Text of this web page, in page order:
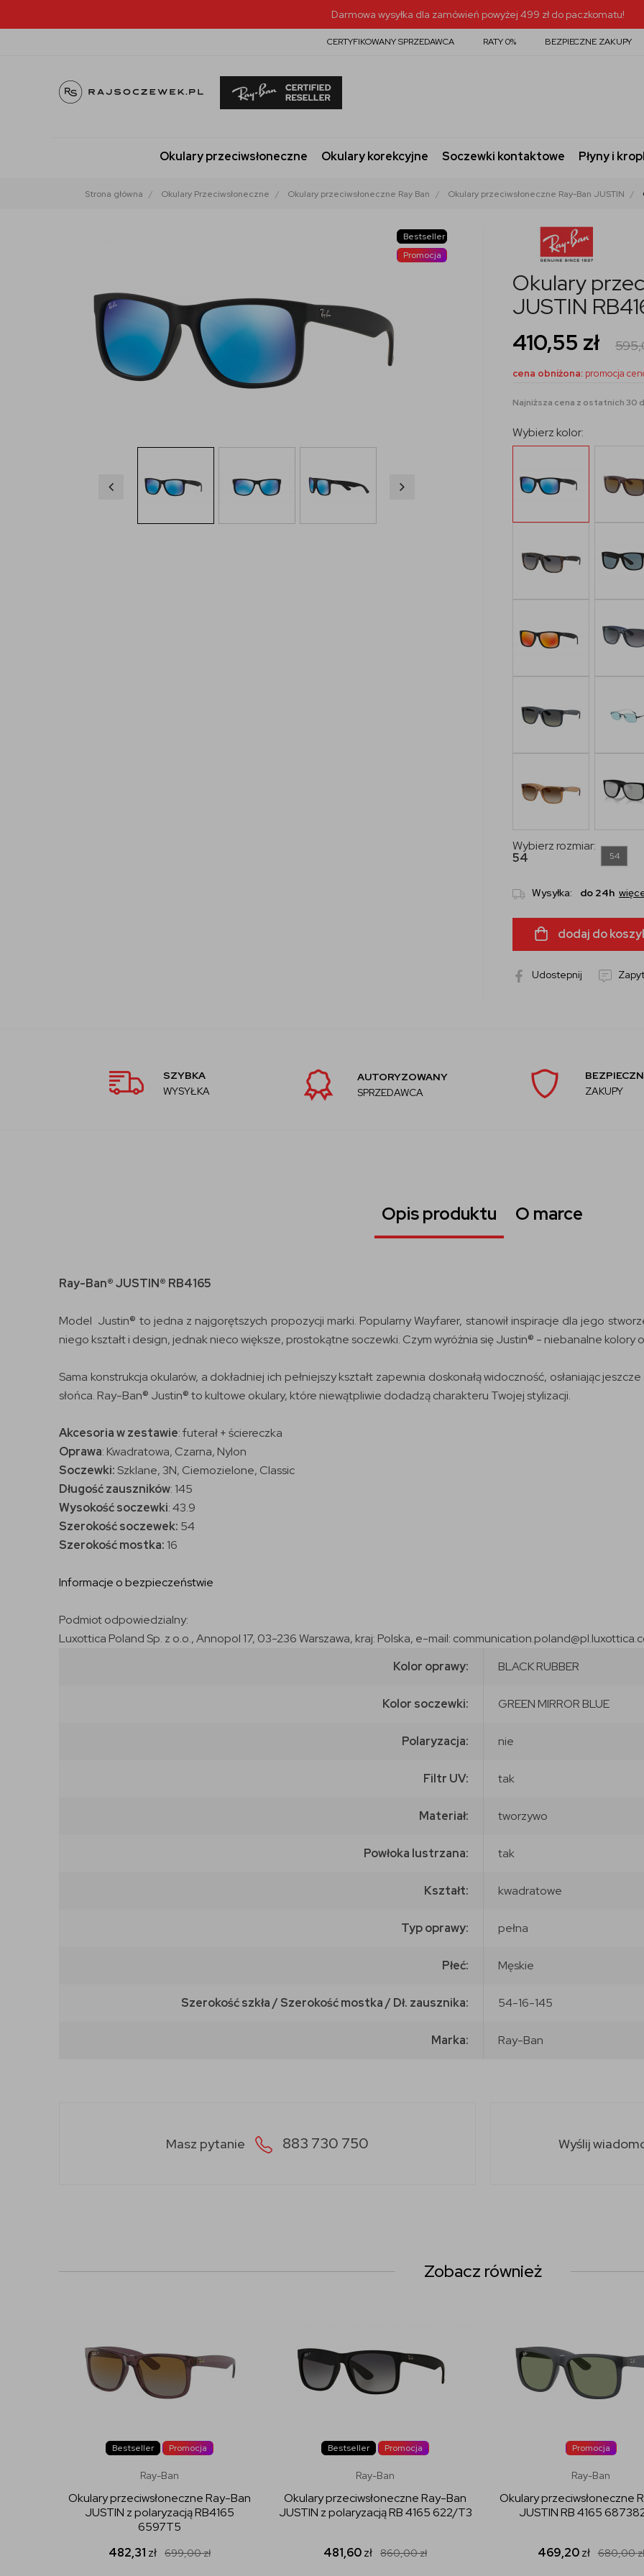
Darmowa wysyłka dla zamówień powyżej 499 zł do paczkomatu!
CERTYFIKOWANY SPRZEDAWCA RATY 0% BEZPIECZNE ZAKUPY
Okulary przeciwsłoneczne Okulary korekcyjne Soczewki kontaktowe Płyny i
Strona główna Okulary Przeciwsłoneczne Okulary przeciwsłoneczne Ray Ban Okulary przeciwsłoneczne Ray-Ban JUSTIN
Bestseller
Promocja
Okulary
JUSTIN
410,55 zł
cena obniżona: promocja
Najniższa cena z ostatnich 30
Wybierz kolor:
Wybierz rozmiar:
54
54
Wysyłka: do 24h
dodaj do
Udostepnij
SZYBKA
WYSYŁKA
AUTORYZOWANY
SPRZEDAWCA
ZAKUPY
Opis produktu O marce
Ray-Ban® JUSTIN® RB4165
Model Justin® to jedna z najgorętszych propozycji marki. Popularny Wayfarer, stanowił inspiracje dla jego
niego kształt i design, jednak nieco większe, prostokątne soczewki. Czym wyróżnia się Justin® - niebanalne
Sama konstrukcja okularów, a dokładniej ich pełniejszy kształt zapewnia doskonałą widoczność, osłaniając
słońca. Ray-Ban® Justin® to kultowe okulary, które niewątpliwie dodadzą charakteru Twojej stylizacji.
Akcesoria w zestawie: futerał + ściereczka
Oprawa: Kwadratowa, Czarna, Nylon
Soczewki: Szklane, 3N, Ciemozielone, Classic
Długość zauszników: 145
Wysokość soczewki: 43.9
Szerokość soczewek: 54
Szerokość mostka: 16
Informacje o bezpieczeństwie
Podmiot odpowiedzialny:
Luxottica Poland Sp. z o.o., Annopol 17, 03-236 Warszawa, kraj: Polska, e-mail:
Kolor oprawy:
BLACK RUBBER
Kolor soczewki: GREEN MIRROR BLUE
Polaryzacja: nie
Filtr UV: tak
Materiał: tworzywo
Powłoka lustrzana: tak
Kształt: kwadratowe
Typ oprawy: pełna
Płeć: Męskie
Szerokość szkła / Szerokość mostka / Dł. zausznika: 54-16-145
Marka: Ray-Ban
Masz pytanie 883 730 750 Wyślij
Zobacz również
Bestseller Promocja
Ray-Ban
Okulary przeciwsłoneczne Ray-Ban
JUSTIN z polaryzacją RB4165
6597T5
482,31 zł 699,00zł
Bestseller Promocja
Ray-Ban
Okulary przeciwsłoneczne Ray-Ban
JUSTIN z polaryzacją RB 4165 622/T3
481,60zł 860,00zł
Promocja
Ray-Ban
Okulary przeciwsłoneczne
JUSTIN RB 4165
469,20zł 680,00zł